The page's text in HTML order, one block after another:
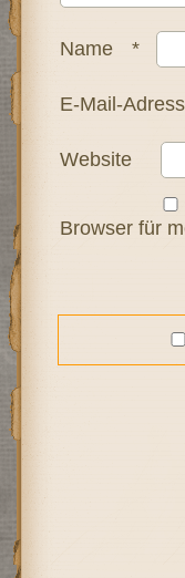
Name *
E-Mail-
Website
Browser für